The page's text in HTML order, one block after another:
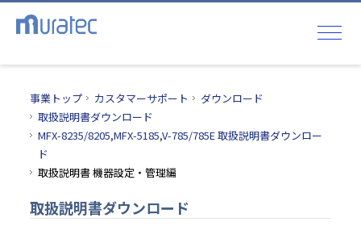
事業トップ カスタマーサポート
ダウンロード
取扱説明書ダウンロード
MFX-8235/8205,MFX-5185,V-785/785E 取扱説明書ダウンロー
ド
取扱説明書 機器設定・管理編
取扱説明書ダウンロード